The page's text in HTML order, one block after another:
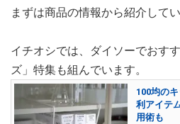
まずは商品の情報から紹介してい
イチオシでは、ダイソーでおす
ズ」特集も組んでいます。
100均の
利アイテ
用術も